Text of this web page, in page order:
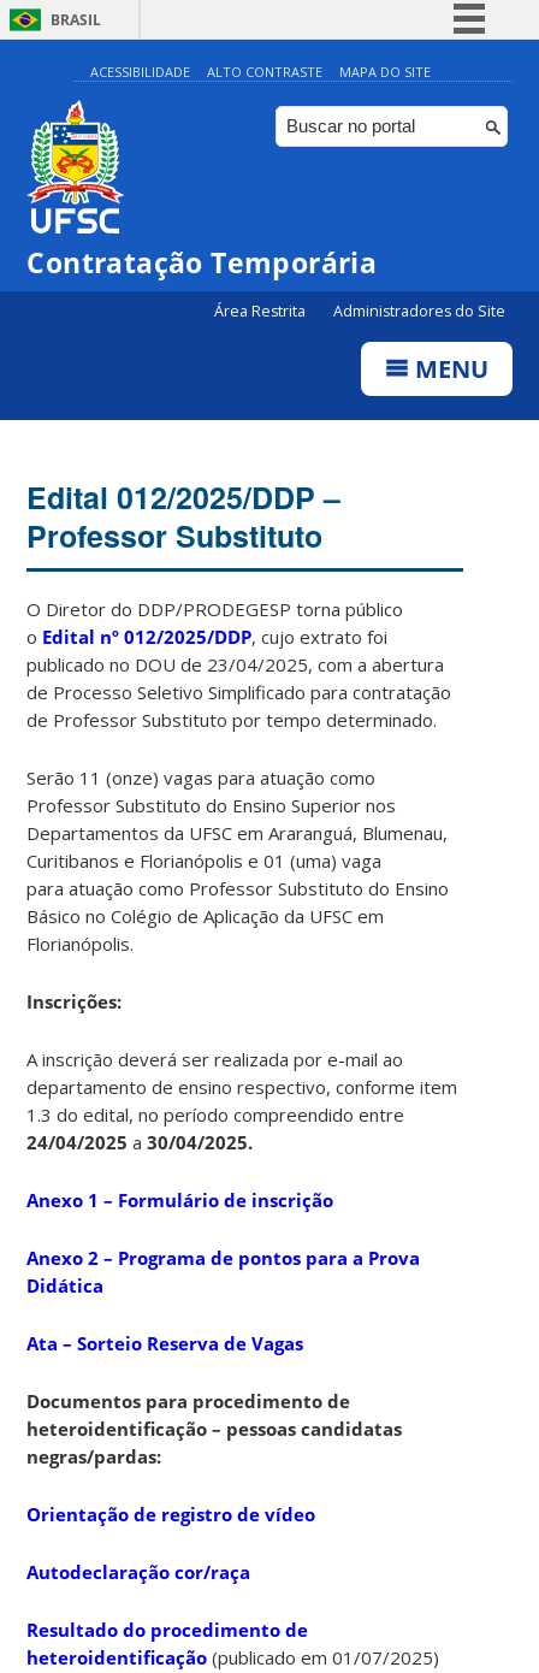
BRASIL
Simplifique!
Comunica BR
Participe
Canais
ACESSIBILIDADE ALTO CONTRASTE MAPA DO SITE
Contratação Temporária
Área Restrita Administradores do Site
MENU
Edital 012/2025/DDP –
Professor Substituto
O Diretor do DDP/PRODEGESP torna público
o Edital nº 012/2025/DDP, cujo extrato foi
publicado no DOU de 23/04/2025, com a abertura
de Processo Seletivo Simplificado para contratação
de Professor Substituto por tempo determinado.
Serão 11 (onze) vagas para atuação como
Professor Substituto do Ensino Superior nos
Departamentos da UFSC em Araranguá, Blumenau,
Curitibanos e Florianópolis e 01 (uma) vaga
para atuação como Professor Substituto do Ensino
Básico no Colégio de Aplicação da UFSC em
Florianópolis.
Inscrições:
A inscrição deverá ser realizada por e-mail ao
departamento de ensino respectivo, conforme item
1.3 do edital, no período compreendido entre
24/04/2025 a30/04/2025.
Anexo 1 – Formulário de inscrição
Anexo 2 – Programa de pontos para a Prova
Didática
Ata – Sorteio Reserva de Vagas
Documentos para procedimento de
heteroidentificação – pessoas candidatas
negras/pardas:
Orientação de registro de vídeo
Autodeclaração cor/raça
Resultado do procedimento de
heteroidentificação (publicado em 01/07/2025)